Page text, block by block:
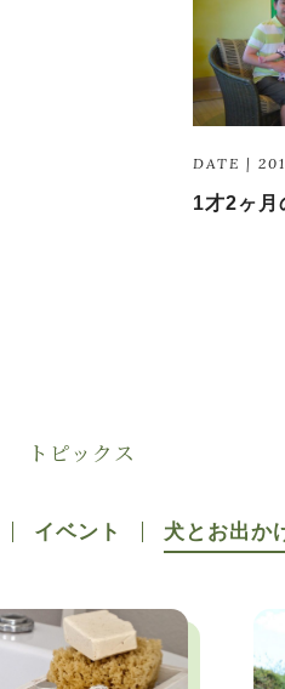
DATE |
1才2ヶ月
トピックス
イベント 犬とお出か